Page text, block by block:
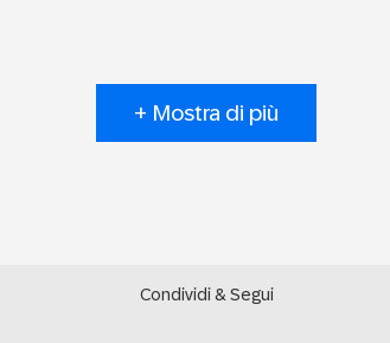
+ Mostra di più
Condividi & Segui